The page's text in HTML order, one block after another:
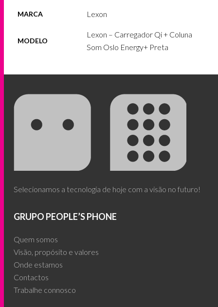
MARCA Lexon
MODELO
Lexon – Carregador Qi + Coluna
Som Oslo Energy+ Preta
Selecionamos a tecnologia de hoje com a visão no futuro!
GRUPO PEOPLE’S PHONE
Quem somos
Visão, propósito e valores
Onde estamos
Contactos
Trabalhe connosco